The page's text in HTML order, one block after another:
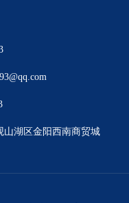
山湖区金阳西南商贸城